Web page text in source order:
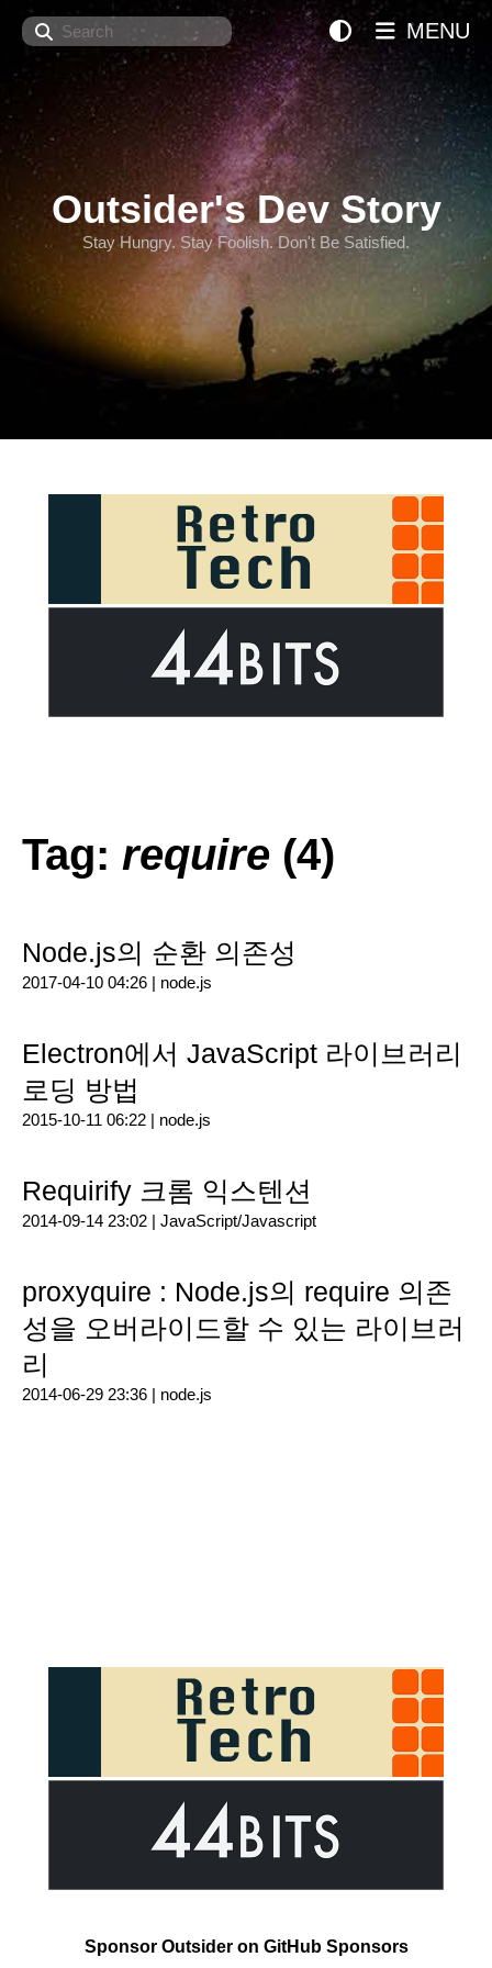
Search
Outsider's Dev Story
Stay Hungry. Stay Foolish. Don't Be Satisfied.
MENU
Tag: require (4)
Node.js의 순환 의존성
2017-04-10 04:26 | node.js
Electron에서 JavaScript 라이브러리
로딩 방법
2015-10-11 06:22 | node.js
Requirify 크롬 익스텐션
2014-09-14 23:02 | JavaScript/Javascript
proxyquire : Node.js의 require 의존
성을 오버라이드할 수 있는 라이브러
리
2014-06-29 23:36 | node.js
Sponsor Outsider on GitHub Sponsors